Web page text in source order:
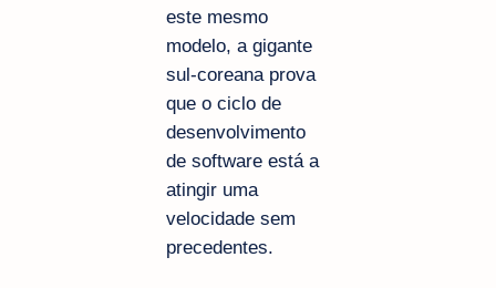
este mesmo
modelo, a gigante
sul-coreana prova
que o ciclo de
desenvolvimento
de software está a
atingir uma
velocidade sem
precedentes.